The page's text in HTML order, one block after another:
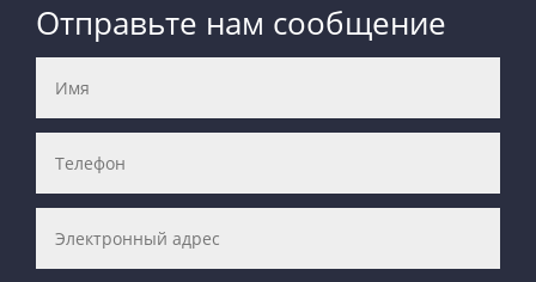
Отправьте нам сообщение